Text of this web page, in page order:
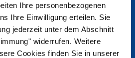
Ihre personenbezogenen
Ihre Einwilligung erteilen. Sie
jederzeit unter dem Abschnitt
widerrufen. Weitere
Cookies finden Sie in unserer